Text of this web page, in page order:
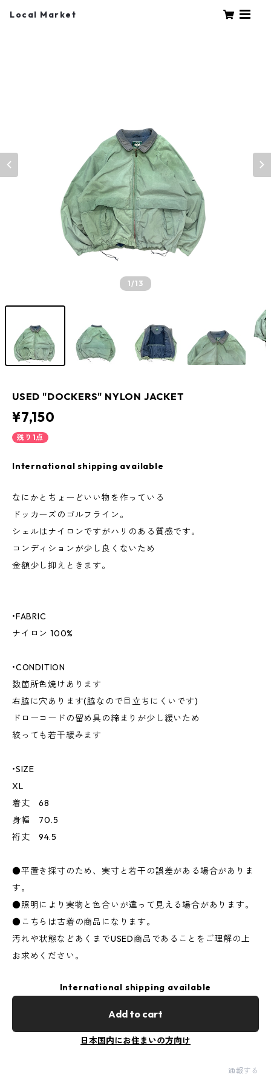
Local Market
1/13
USED "DOCKERS" NYLON JACKET
¥7,150
残り1点
International shipping available
なにかとちょーどいい物を作っている
ドッカーズのゴルフライン。
シェルはナイロンですがハリのある質感です。
コンディションが少し良くないため
金額少し抑えときます。
•FABRIC
ナイロン 100%
•CONDITION
数箇所色焼けあります
右脇に穴あります(脇なので目立ちにくいです)
ドローコードの留め具の締まりが少し緩いため
絞っても若干緩みます
•SIZE
XL
着丈 68
身幅 70.5
裄丈 94.5
●平置き採寸のため、実寸と若干の誤差がある場合がありま
す。
●照明により実物と色合いが違って見える場合があります。
●こちらは古着の商品になります。
汚れや状態などあくまでUSED商品であることをご理解の上
お求めください。
International shipping available
Add to cart
日本国内にお住まいの方向け
通報する